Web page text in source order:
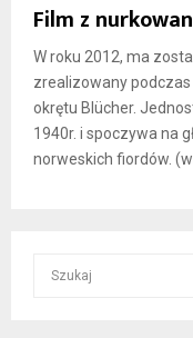
Film z
W roku 2012, ma
zrealizowany
okrętu Blücher.
1940r. i spoczywa na
norweskich fiordów.